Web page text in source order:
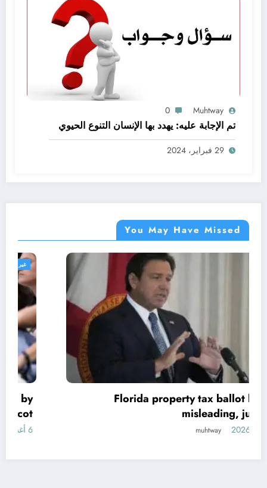
Muhtway
0
تم الإجابة عليه: يهدد بها الإنسان التنوع الحيوي
29 فبراير، 2024
You May Have Missed
Florida property tax ballot language
misleading, judge says